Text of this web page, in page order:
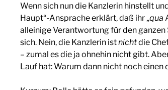
Wenn sich nun die Kanzlerin hinstellt
Haupt“-Ansprache erklärt, daß ihr „qua
alleinige Verantwortung für den
sich. Nein, die Kanzlerin istnichtdie
– zumal es die ja ohnehin nicht gibt.
Lauf hat: Warum dann nicht noch einen